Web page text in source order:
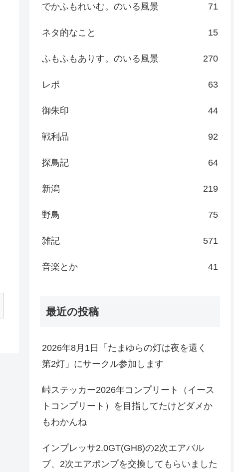
でかふもれいむ。のいる風景 71
ネタ的なこと 15
ふもふもありす。のいる風景 270
レポ 63
御朱印 44
戦利品 92
探鳥記 64
新潟 219
野鳥 75
雑記 571
音楽とか 41
最近の投稿
2026年8月1日「たまゆらの灯は夜を還く
第2灯」にサークル参加します
峠ステッカー2026年コンプリート（イース
トコンプリート）を目指してたけどダメか
もわかんね
インプレッサ2.0GT(GH8)の2次エアバル
ブ、2次エアポンプを交換してもらいました